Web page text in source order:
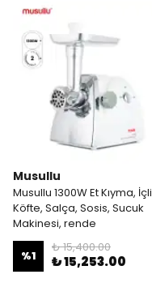
Musullu
Musullu 1300W Et Kıyma, İçli
Köfte, Salça, Sosis, Sucuk
Makinesi, rende
%1
₺ 15,400.00
₺ 15,253.00